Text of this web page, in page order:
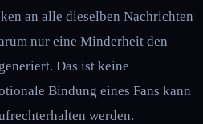
an alle dieselben Nachrichten
nur eine Minderheit den
Das ist keine
Bindung eines Fans kann
werden.